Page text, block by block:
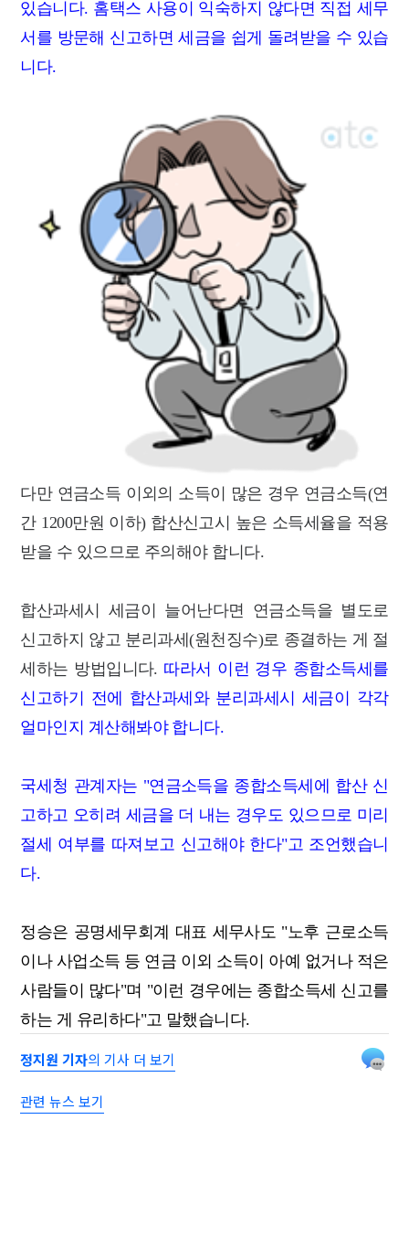
있습니다. 홈택스 사용이 익숙하지 않다면 직접 세무
서를 방문해 신고하면 세금을 쉽게 돌려받을 수 있습
니다.
다만 연금소득 이외의 소득이 많은 경우 연금소득(연
간 1200만원 이하) 합산신고시 높은 소득세율을 적용
받을 수 있으므로 주의해야 합니다.
합산과세시 세금이 늘어난다면 연금소득을 별도로
신고하지 않고 분리과세(원천징수)로 종결하는 게 절
세하는 방법입니다. 따라서 이런 경우 종합소득세를
신고하기 전에 합산과세와 분리과세시 세금이 각각
얼마인지 계산해봐야 합니다.
국세청 관계자는 "연금소득을 종합소득세에 합산 신
고하고 오히려 세금을 더 내는 경우도 있으므로 미리
절세 여부를 따져보고 신고해야 한다"고 조언했습니
다.
정승은 공명세무회계 대표 세무사도 "노후 근로소득
이나 사업소득 등 연금 이외 소득이 아예 없거나 적은
사람들이 많다"며 "이런 경우에는 종합소득세 신고를
하는 게 유리하다"고 말했습니다.
정지원 기자의 기사 더 보기
관련 뉴스 보기